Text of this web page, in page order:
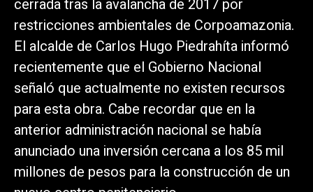
cerrada tras la avalancha de 2017 por
restricciones ambientales de Corpoamazonia.
El alcalde de Carlos Hugo Piedrahíta informó
recientemente que el Gobierno Nacional
señaló que actualmente no existen recursos
para esta obra. Cabe recordar que en la
anterior administración nacional se había
anunciado una inversión cercana a los 85 mil
millones de pesos para la construcción de un